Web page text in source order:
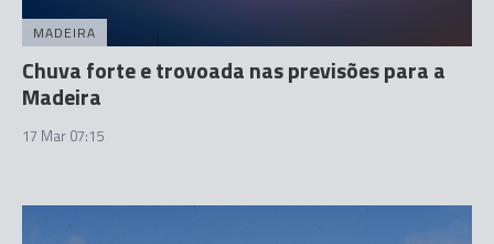
MADEIRA
Chuva forte e trovoada nas previsões para a
Madeira
17 Mar 07:15